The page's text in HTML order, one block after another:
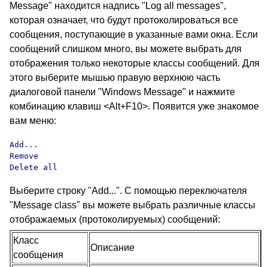
Message" находится надпись "Log all messages",
которая означает, что будут протоколироваться все
сообщения, поступающие в указанные вами окна. Если
сообщений слишком много, вы можете выбрать для
отображения только некоторые классы сообщений. Для
этого выберите мышью правую верхнюю часть
диалоговой панели "Windows Message" и нажмите
комбинацию клавиш <Alt+F10>. Появится уже знакомое
вам меню:
Add...
Remove
Delete all
Выберите строку "Add...". С помощью переключателя
"Message class" вы можете выбрать различные классы
отображаемых (протоколируемых) сообщений:
Класс
сообщения
Описание